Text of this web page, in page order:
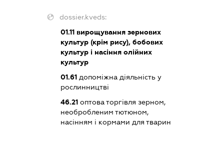
dossier.kveds:
01.11вирощування зернових
культур (крім рису), бобових
культур і насіння олійних
культур
01.61допоміжна діяльність у
рослинництві
46.21оптова торгівля зерном,
необробленим тютюном,
насінням і кормами для тварин